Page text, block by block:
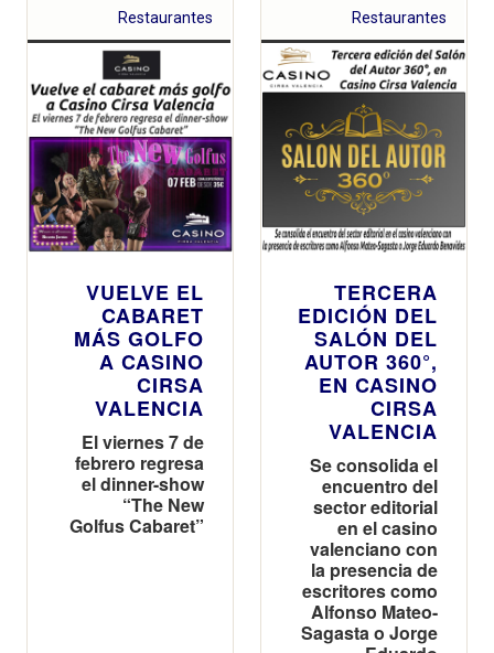
Restaurantes
VUELVE EL
CABARET
MÁS GOLFO
A CASINO
CIRSA
VALENCIA
El viernes 7 de
febrero regresa
el dinner-show
“The New
Golfus Cabaret”
Restaurantes
TERCERA
EDICIÓN DEL
SALÓN DEL
AUTOR 360°,
EN CASINO
CIRSA
VALENCIA
Se consolida el
encuentro del
sector editorial
en el casino
valenciano con
la presencia de
escritores como
Alfonso Mateo-
Sagasta o Jorge